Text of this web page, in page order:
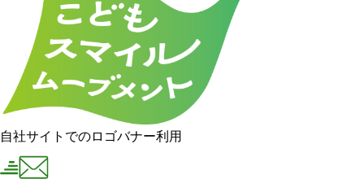
自社サイトでのロゴバナー利用